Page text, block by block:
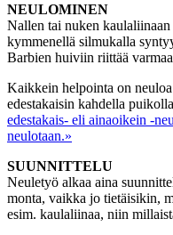
NEULOMINEN
Nallen tai nuken
kymmenellä silmukalla
Barbien huiviin riittää
Kaikkein helpointa on
edestakaisin kahdella
edestakais- eli ainaoikein -
neulotaan.»
SUUNNITTELU
Neuletyö alkaa aina
monta, vaikka jo tietäisikin,
esim. kaulaliinaa, niin